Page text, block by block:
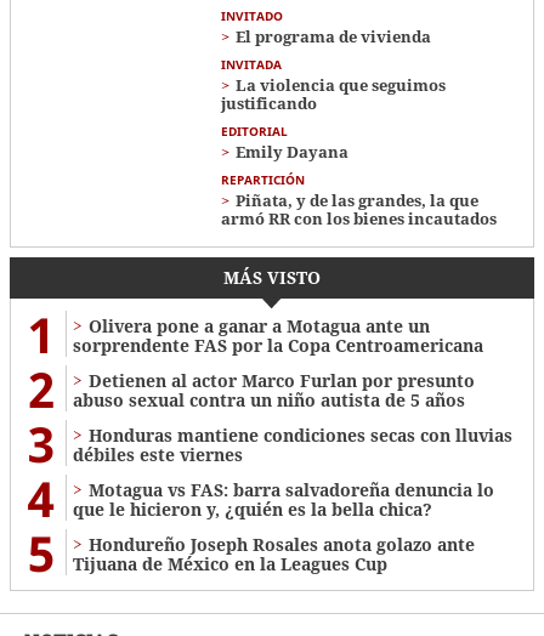
INVITADO
El programa de vivienda
INVITADA
La violencia que seguimos
justificando
EDITORIAL
Emily Dayana
REPARTICIÓN
Piñata, y de las grandes, la que
armó RR con los bienes incautados
MÁS VISTO
1
Olivera pone a ganar a Motagua ante un
sorprendente FAS por la Copa Centroamericana
2
Detienen al actor Marco Furlan por presunto
abuso sexual contra un niño autista de 5 años
3
Honduras mantiene condiciones secas con lluvias
débiles este viernes
4
Motagua vs FAS: barra salvadoreña denuncia lo
que le hicieron y, ¿quién es la bella chica?
5
Hondureño Joseph Rosales anota golazo ante
Tijuana de México en la Leagues Cup